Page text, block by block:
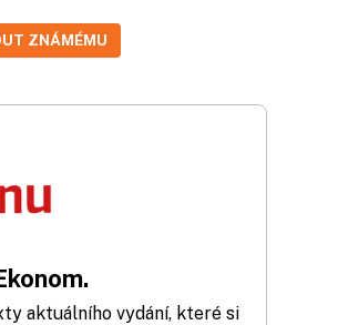
ZNÁMÉMU
aktuálního vydání, které si